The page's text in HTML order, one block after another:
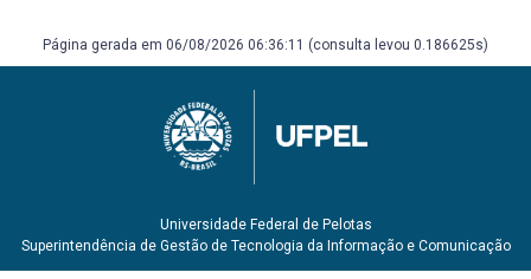
Página gerada em 06/08/2026 06:36:11 (consulta levou 0.186625s)
Universidade Federal de Pelotas
Superintendência de Gestão de Tecnologia da Informação e Comunicação